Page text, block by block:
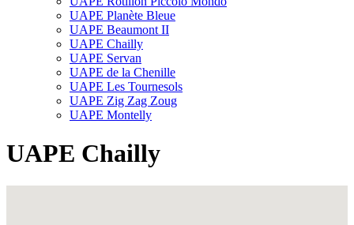
UAPE Planète Bleue
UAPE Beaumont II
UAPE Chailly
UAPE Servan
UAPE de la Chenille
UAPE Les Tournesols
UAPE Zig Zag Zoug
UAPE Montelly
UAPE Chailly